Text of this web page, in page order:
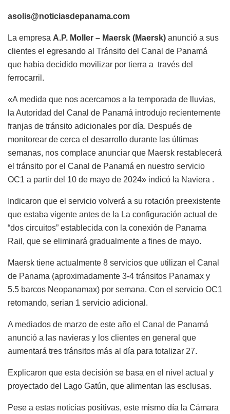
asolis@noticiasdepanama.com
La empresa A.P. Moller – Maersk (Maersk) anunció a sus
clientes el egresando al Tránsito del Canal de Panamá
que habia decidido movilizar por tierra a través del
ferrocarril.
«A medida que nos acercamos a la temporada de lluvias,
la Autoridad del Canal de Panamá introdujo recientemente
franjas de tránsito adicionales por día. Después de
monitorear de cerca el desarrollo durante las últimas
semanas, nos complace anunciar que Maersk restablecerá
el tránsito por el Canal de Panamá en nuestro servicio
OC1 a partir del 10 de mayo de 2024» indicó la Naviera .
Indicaron que el servicio volverá a su rotación preexistente
que estaba vigente antes de la La configuración actual de
“dos circuitos” establecida con la conexión de Panama
Rail, que se eliminará gradualmente a fines de mayo.
Maersk tiene actualmente 8 servicios que utilizan el Canal
de Panama (aproximadamente 3-4 tránsitos Panamax y
5.5 barcos Neopanamax) por semana. Con el servicio OC1
retomando, serian 1 servicio adicional.
A mediados de marzo de este año el Canal de Panamá
anunció a las navieras y los clientes en general que
aumentará tres tránsitos más al día para totalizar 27.
Explicaron que esta decisión se basa en el nivel actual y
proyectado del Lago Gatún, que alimentan las esclusas.
Pese a estas noticias positivas, este mismo día la Cámara